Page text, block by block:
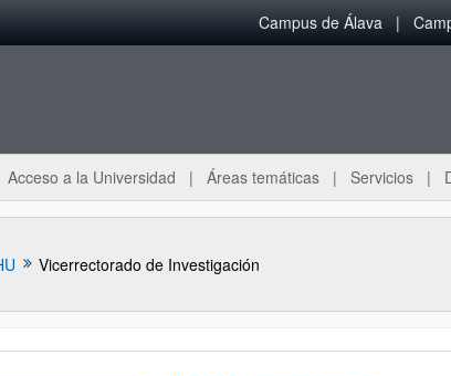
Campus de Álava
Acceso a la Universidad Áreas temáticas Servicios
Vicerrectorado de Investigación